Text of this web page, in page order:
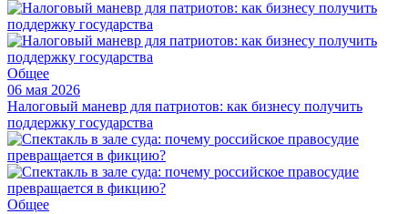
Общее
06 мая 2026
Налоговый маневр для патриотов: как бизнесу получить
поддержку государства
Общее